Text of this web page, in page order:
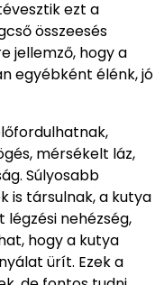
ezt a
összeesés
jellemző, hogy a
egyébként élénk, jó
mérsékelt láz,
Súlyosabb
is társulnak, a kutya
nehézség,
hogy a kutya
ürít. Ezek a